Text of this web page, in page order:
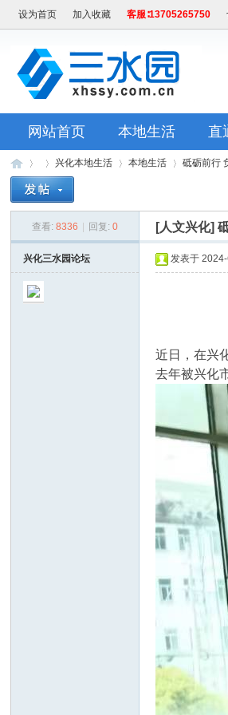
设为首页 加入收藏 客服∶13705265750
网站首页 本地生活 直
›
兴化本地生活
›
本地生活
›
砥砺前行
查看: 8336 回复: 0 [人文兴化]
兴化三水园论坛 发表于
近日，在兴
去年被兴化